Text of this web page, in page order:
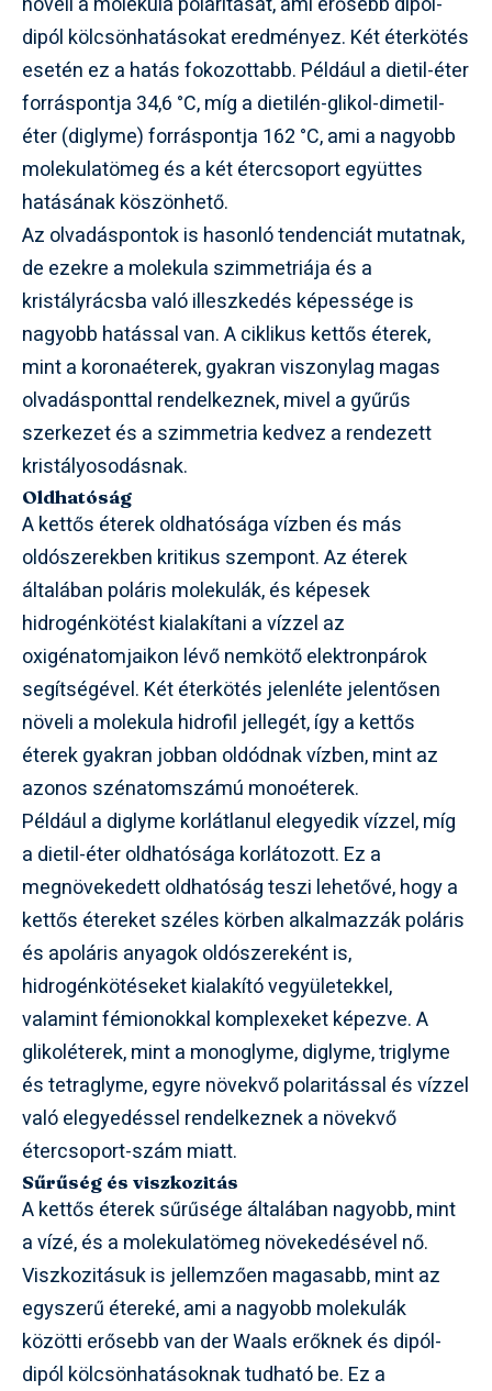
dipól kölcsönhatásokat eredményez. Két éterkötés
esetén ez a hatás fokozottabb. Például a dietil-éter
forráspontja 34,6 °C, míg a dietilén-glikol-dimetil-
éter (diglyme) forráspontja 162 °C, ami a nagyobb
molekulatömeg és a két étercsoport együttes
hatásának köszönhető.
Az olvadáspontok is hasonló tendenciát mutatnak,
de ezekre a molekula szimmetriája és a
kristályrácsba való illeszkedés képessége is
nagyobb hatással van. A ciklikus kettős éterek,
mint a koronaéterek, gyakran viszonylag magas
olvadásponttal rendelkeznek, mivel a gyűrűs
szerkezet és a szimmetria kedvez a rendezett
kristályosodásnak.
Oldhatóság
A kettős éterek oldhatósága vízben és más
oldószerekben kritikus szempont. Az éterek
általában poláris molekulák, és képesek
hidrogénkötést kialakítani a vízzel az
oxigénatomjaikon lévő nemkötő elektronpárok
segítségével. Két éterkötés jelenléte jelentősen
növeli a molekula hidrofil jellegét, így a kettős
éterek gyakran jobban oldódnak vízben, mint az
azonos szénatomszámú monoéterek.
Például a diglyme korlátlanul elegyedik vízzel, míg
a dietil-éter oldhatósága korlátozott. Ez a
megnövekedett oldhatóság teszi lehetővé, hogy a
kettős étereket széles körben alkalmazzák poláris
és apoláris anyagok oldószereként is,
hidrogénkötéseket kialakító vegyületekkel,
valamint fémionokkal komplexeket képezve. A
glikoléterek, mint a monoglyme, diglyme, triglyme
és tetraglyme, egyre növekvő polaritással és vízzel
való elegyedéssel rendelkeznek a növekvő
étercsoport-szám miatt.
Sűrűség és viszkozitás
A kettős éterek sűrűsége általában nagyobb, mint
a vízé, és a molekulatömeg növekedésével nő.
Viszkozitásuk is jellemzően magasabb, mint az
egyszerű étereké, ami a nagyobb molekulák
közötti erősebb van der Waals erőknek és dipól-
dipól kölcsönhatásoknak tudható be. Ez a